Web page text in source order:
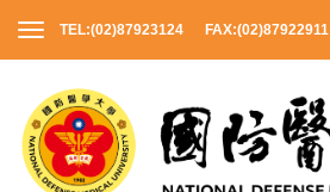
TEL:(02)87923124 FAX:(02)87922911